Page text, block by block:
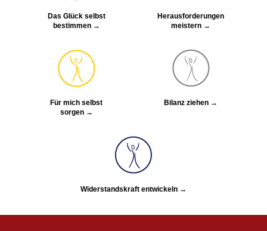
Das Glück selbst
bestimmen →
Herausforderungen
meistern →
Für mich selbst
sorgen →
Bilanz ziehen →
Widerstandskraft entwickeln →